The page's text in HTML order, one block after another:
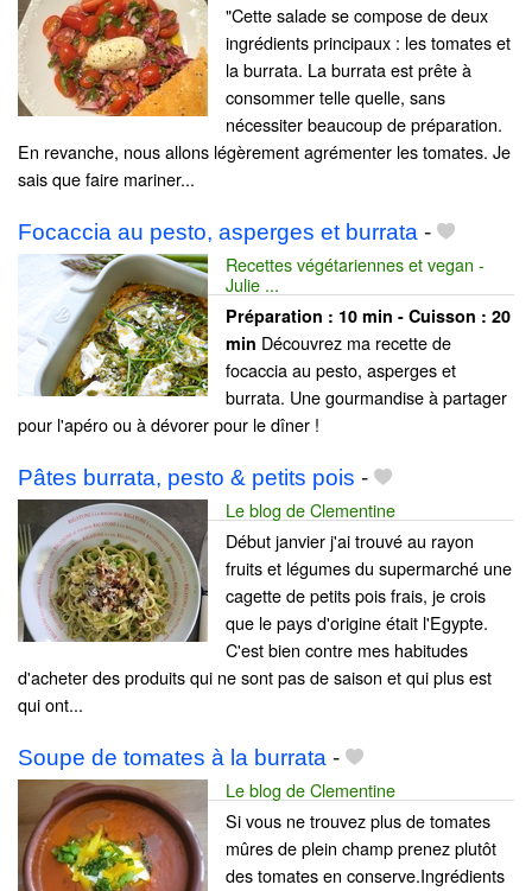
"Cette salade se compose de deux
ingrédients principaux : les tomates et
la burrata. La burrata est prête à
consommer telle quelle, sans
nécessiter beaucoup de préparation.
En revanche, nous allons légèrement agrémenter les tomates. Je
sais que faire mariner...
Focaccia au pesto, asperges et burrata -
Recettes végétariennes et vegan -
Julie ...
Préparation : 10 min - Cuisson : 20
min Découvrez ma recette de
focaccia au pesto, asperges et
burrata. Une gourmandise à partager
pour l'apéro ou à dévorer pour le dîner !
Pâtes burrata, pesto & petits pois -
Le blog de Clementine
Début janvier j'ai trouvé au rayon
fruits et légumes du supermarché une
cagette de petits pois frais, je crois
que le pays d'origine était l'Egypte.
C'est bien contre mes habitudes
d'acheter des produits qui ne sont pas de saison et qui plus est
qui ont...
Soupe de tomates à la burrata -
Le blog de Clementine
Si vous ne trouvez plus de tomates
mûres de plein champ prenez plutôt
des tomates en conserve.Ingrédients